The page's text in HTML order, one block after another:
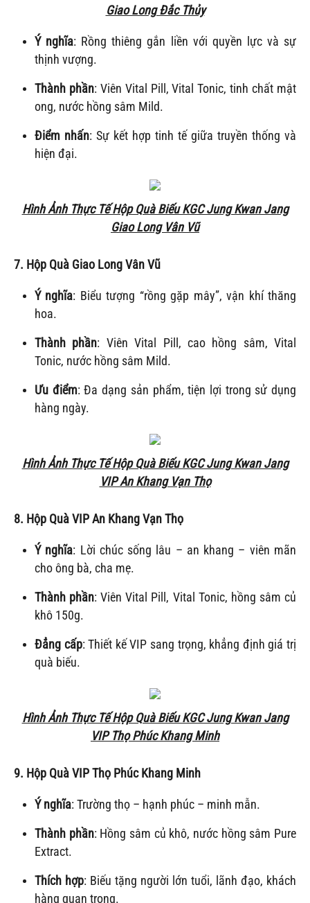
Giao Long Đắc Thủy
Ý nghĩa: Rồng thiêng gắn liền với quyền lực và sự
thịnh vượng.
Thành phần: Viên Vital Pill, Vital Tonic, tinh chất mật
ong, nước hồng sâm Mild.
Điểm nhấn: Sự kết hợp tinh tế giữa truyền thống và
hiện đại.
Hình Ảnh Thực Tế Hộp Quà Biếu KGC Jung Kwan Jang
Giao Long Vân Vũ
7. Hộp Quà Giao Long Vân Vũ
Ý nghĩa: Biểu tượng “rồng gặp mây”, vận khí thăng
hoa.
Thành phần: Viên Vital Pill, cao hồng sâm, Vital
Tonic, nước hồng sâm Mild.
Ưu điểm: Đa dạng sản phẩm, tiện lợi trong sử dụng
hàng ngày.
Hình Ảnh Thực Tế Hộp Quà Biếu KGC Jung Kwan Jang
VIP An Khang Vạn Thọ
8. Hộp Quà VIPAn Khang Vạn Thọ
Ý nghĩa: Lời chúc sống lâu – an khang – viên mãn
cho ông bà, cha mẹ.
Thành phần: Viên Vital Pill, Vital Tonic, hồng sâm củ
khô 150g.
Đẳng cấp: Thiết kế VIP sang trọng, khẳng định giá trị
quà biếu.
Hình Ảnh Thực Tế Hộp Quà Biếu KGC Jung Kwan Jang
VIP Thọ Phúc Khang Minh
9. Hộp Quà VIPThọ Phúc Khang Minh
Ý nghĩa: Trường thọ – hạnh phúc – minh mẫn.
Thành phần: Hồng sâm củ khô, nước hồng sâm Pure
Extract.
Thích hợp: Biếu tặng người lớn tuổi, lãnh đạo, khách
hàng quan trọng.